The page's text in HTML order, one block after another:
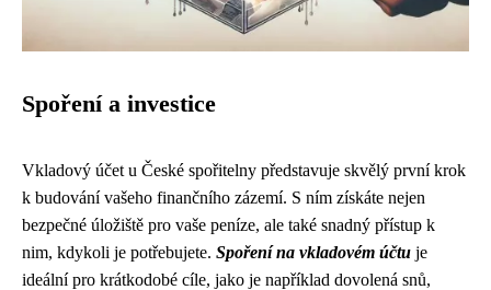
Spoření a investice
Vkladový účet u České spořitelny představuje skvělý první krok
k budování vašeho finančního zázemí. S ním získáte nejen
bezpečné úložiště pro vaše peníze, ale také snadný přístup k
nim, kdykoli je potřebujete. Spoření na vkladovém účtu je
ideální pro krátkodobé cíle, jako je například dovolená snů,